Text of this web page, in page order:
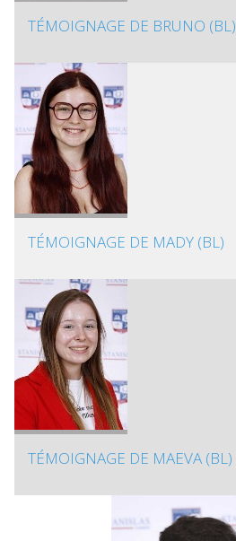
TÉMOIGNAGE DE BRUNO (BL)
TÉMOIGNAGE DE MADY (BL)
TÉMOIGNAGE DE MAEVA (BL)